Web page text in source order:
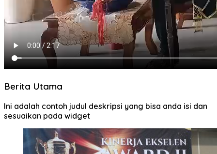
Berita Utama
Ini adalah contoh judul deskripsi yang bisa anda isi dan
sesuaikan pada widget